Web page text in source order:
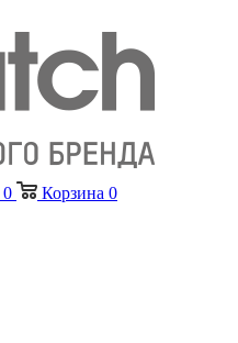
0 Корзина 0